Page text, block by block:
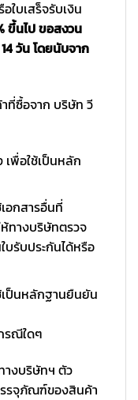
ใบเสร็จรับเงิน
ขึ้นไป ขอสงวน
วัน โดยนับจาก
ที่ซื้อจาก บริษัท วี
เพื่อใช้เป็นหลัก
อกสารอื่นที่
ทางบริษัทตรวจ
บรับประกันได้หรือ
เป็นหลักฐานยืนยัน
รณีใดๆ
งบริษัทฯ ตัว
รจุภัณฑ์ของสินค้า